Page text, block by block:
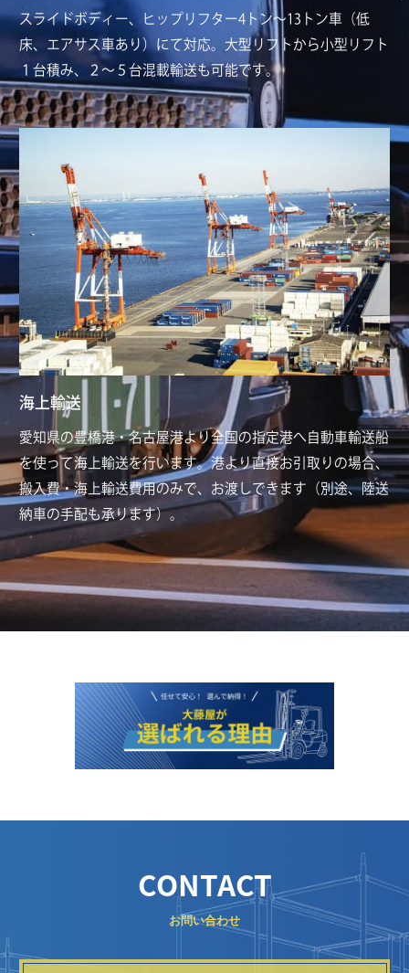
スライドボディー、ヒップリフター4トン～13トン車（低
床、エアサス車あり）にて対応。大型リフトから小型リフト
１台積み、２～５台混載輸送も可能です。
海上輸送
愛知県の豊橋港・名古屋港より全国の指定港へ自動車輸送船
を使って海上輸送を行います。港より直接お引取りの場合、
搬入費・海上輸送費用のみで、お渡しできます（別途、陸送
納車の手配も承ります）。
CONTACT
お問い合わせ